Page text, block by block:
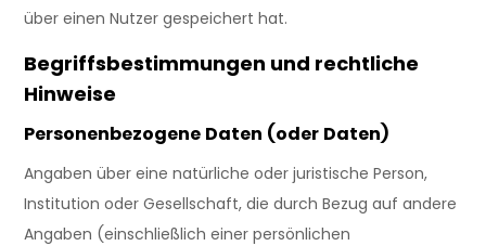
über einen Nutzer gespeichert hat.
Begriffsbestimmungen und rechtliche
Hinweise
Personenbezogene Daten (oder Daten)
Angaben über eine natürliche oder juristische Person,
Institution oder Gesellschaft, die durch Bezug auf andere
Angaben (einschließlich einer persönlichen